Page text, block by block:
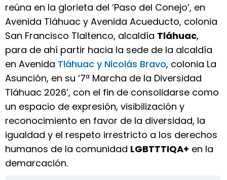
reúna en la glorieta del ‘Paso del Conejo’, en
Avenida Tláhuac y Avenida Acueducto, colonia
San Francisco Tlaltenco, alcaldía Tláhuac,
para de ahí partir hacia la sede de la alcaldía
en Avenida Tláhuac y Nicolás Bravo, colonia La
Asunción, en su ‘7ª Marcha de la Diversidad
Tláhuac 2026’, con el fin de consolidarse como
un espacio de expresión, visibilización y
reconocimiento en favor de la diversidad, la
igualdad y el respeto irrestricto a los derechos
humanos de la comunidad LGBTTTIQA+ en la
demarcación.